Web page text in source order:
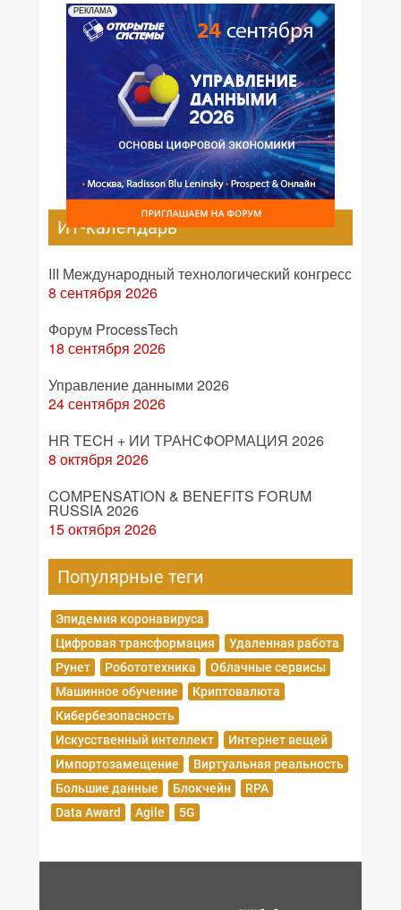
РЕКЛАМА
ИТ-календарь
III Международный технологический конгресс
8 сентября 2026
Форум ProcessTech
18 сентября 2026
Управление данными 2026
24 сентября 2026
HR TECH + ИИ ТРАНСФОРМАЦИЯ 2026
8 октября 2026
COMPENSATION & BENEFITS FORUM
RUSSIA 2026
15 октября 2026
Популярные теги
Эпидемия коронавируса
Цифровая трансформация
Удаленная работа
Рунет
Робототехника
Облачные сервисы
Машинное обучение
Криптовалюта
Кибербезопасность
Искусственный интеллект
Интернет вещей
Импортозамещение
Виртуальная реальность
Большие данные
Блокчейн
RPA
Data Award
Agile 5G